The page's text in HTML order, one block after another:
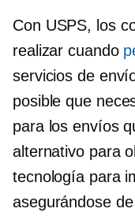
Con USPS, los
realizar cuando
servicios de
posible que
para los envíos
alternativo para
tecnología para
asegurándose